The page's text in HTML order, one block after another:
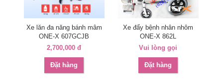
Xe lăn đa năng bánh mâm
ONE-X 607GCJB
2,700,000 đ
Đặt hàng
Xe đẩy bệnh nhân nhôm
ONE-X 862L
Vui lòng gọi
Đặt hàng